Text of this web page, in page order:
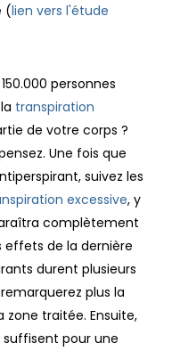
(lien vers l'étude
personnes
transpiration
de votre corps ?
Une fois que
suivez les
excessive, y
complètement
effets de la dernière
durent plusieurs
plus la
traitée. Ensuite,
pour une